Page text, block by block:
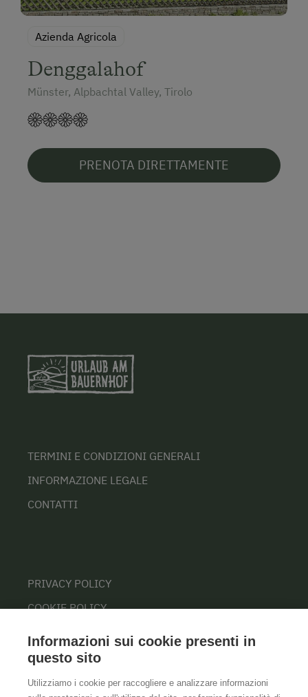
Azienda Agricola
Denggalahof
Münster, Alpbachtal Valley, Tirolo
PRENOTA DIRETTAMENTE
TERMINI E CONDIZIONI GENERALI
INFORMAZIONE LEGALE
CONTATTI
PRIVACY POLICY
COOKIE POLICY
Informazioni sui cookie presenti in
questo sito
Utilizziamo i cookie per raccogliere e analizzare informazioni